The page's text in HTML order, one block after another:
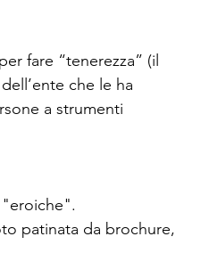
fare “tenerezza” (il
che le ha
a strumenti
"eroiche".
patinata da brochure,